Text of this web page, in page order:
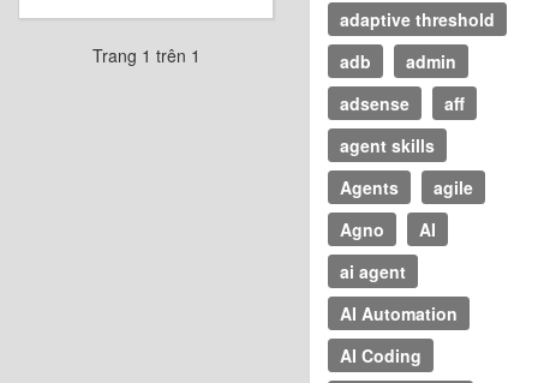
Trang 1 trên 1
adaptive threshold
adb
admin
adsense
aff
agent skills
Agents
agile
Agno
AI
ai agent
AI Automation
AI Coding